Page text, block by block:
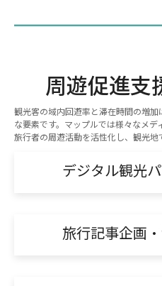
周遊促進支
観光客の域内回遊率と滞在時間の増
な要素です。マップルでは様々なメ
旅行者の周遊活動を活性化し、観光地
デジタル観光
旅行記事企画